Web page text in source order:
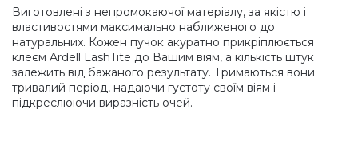
Меланж (цукровий ефект)
Каміфубукі (конфетті)
Виготовлені з непромокаючої матеріалу, за якістю і
властивостями максимально наближеного до
натуральних. Кожен пучок акуратно прикріплюється
клеєм Ardell LashTite до Вашим віям, а кількість штук
залежить від бажаного результату. Тримаються вони
тривалий період, надаючи густоту своїм віям і
підкреслюючи виразність очей.